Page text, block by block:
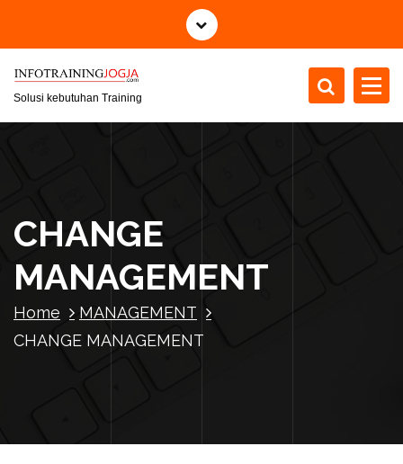
i
Solusi kebutuhan Training
CHANGE
MANAGEMENT
Home
MANAGEMENT
CHANGE MANAGEMENT